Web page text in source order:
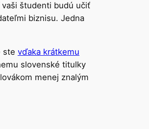
študenti budú učiť
biznisu. Jedna
ste vďaka krátkemu
slovenské titulky
menej znalým